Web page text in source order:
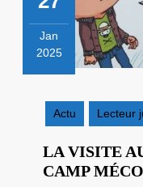
Jan
2025
2025
Actu
Lecteur
LA VISITE
CAMP